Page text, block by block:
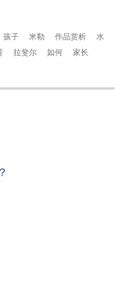
孩子 米勒 作品赏析
水
拉斐尔 如何 家长